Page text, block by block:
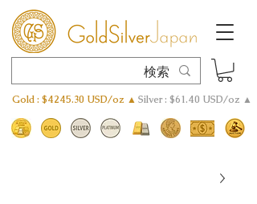
Gold : $4245.30 USD/oz ▲ Silver : $61.40 USD/oz ▲